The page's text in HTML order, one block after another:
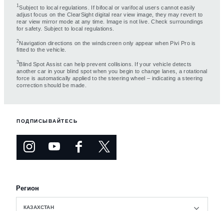
1Subject to local regulations. If bifocal or varifocal users cannot easily
adjust focus on the ClearSight digital rear view image, they may revert to
rear view mirror mode at any time. Image is not live. Check surroundings
for safety. Subject to local regulations.
2Navigation directions on the windscreen only appear when Pivi Pro is
fitted to the vehicle.
3Blind Spot Assist can help prevent collisions. If your vehicle detects
another car in your blind spot when you begin to change lanes, a rotational
force is automatically applied to the steering wheel – indicating a steering
correction should be made.
ПОДПИСЫВАЙТЕСЬ
Регион
КАЗАХСТАН